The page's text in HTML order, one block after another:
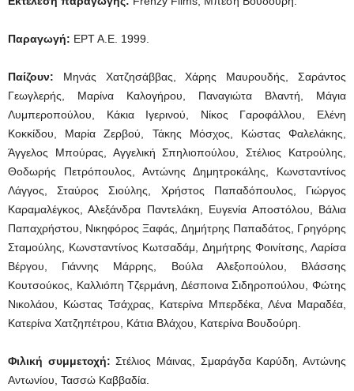
Παραγωγή: ΕΡΤ Α.Ε. 1999.
Παίζουν: Μηνάς Χατζησάββας, Χάρης Μαυρουδής, Σαράντος
Γεωγλερής, Μαρίνα Καλογήρου, Παναγιώτα Βλαντή, Μάγια
Λυμπεροπούλου, Κάκια Ιγερινού, Νίκος Γαροφάλλου, Ελένη
Κοκκίδου, Μαρία Ζερβού, Τάκης Μόσχος, Κώστας Φαλελάκης,
Άγγελος Μπούρας, Αγγελική Σπηλιοπούλου, Στέλιος Κατρούλης,
Θοδωρής Πετρόπουλος, Αντώνης Δημητροκάλης, Κωνσταντίνος
Λάγγος, Σταύρος Σιούλης, Χρήστος Παπαδόπουλος, Γιώργος
Καραμαλέγκος, Αλεξάνδρα Παντελάκη, Ευγενία Αποστόλου, Βάλια
Παπαχρήστου, Νικηφόρος Ξαφάς, Δημήτρης Παπαδάτος, Γρηγόρης
Σταμούλης, Κωνσταντίνος Κωτσαδάμ, Δημήτρης Φοινίτσης, Λαρίσα
Βέργου, Γιάννης Μάρρης, Βούλα Αλεξοπούλου, Βλάσσης
Κουτσούκος, Καλλιόπη Τζερμάνη, Δέσποινα Σιδηροπούλου, Φώτης
Νικολάου, Κώστας Τσάχρας, Κατερίνα Μπερδέκα, Λένα Μαραδέα,
Κατερίνα Χατζηπέτρου, Κάτια Βλάχου, Κατερίνα Βουδούρη.
Φιλική συμμετοχή: Στέλιος Μάινας, Σμαράγδα Καρύδη, Αντώνης
Αντωνίου, Τασσώ Καββαδία.